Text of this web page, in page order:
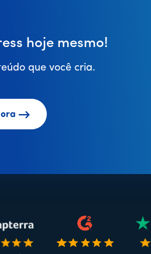
hoje mesmo!
que você cria.